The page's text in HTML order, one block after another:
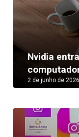
Nvidia
2 de junho de 2026